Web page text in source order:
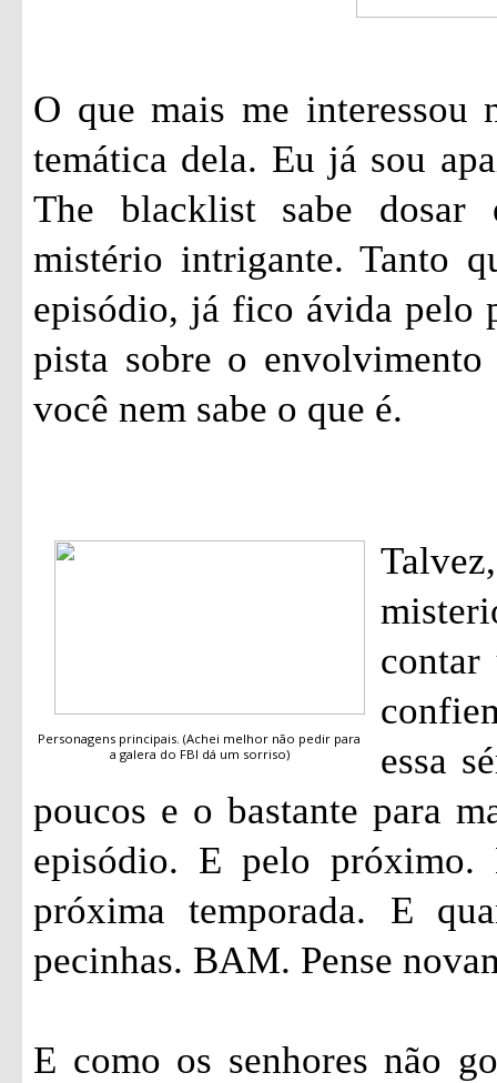
O que mais me interessou
temática dela. Eu já sou
The blacklist sabe dosar
mistério intrigante. Tanto
episódio, já fico ávida pelo
pista sobre o envolvimento
você nem sabe o que é.
Personagens principais. (Achei melhor não pedir para
a galera do FBI dá um sorriso)
contar
essa
poucos e o bastante para
episódio. E pelo
próxima temporada. E
pecinhas. BAM. Pense
E como os senhores não